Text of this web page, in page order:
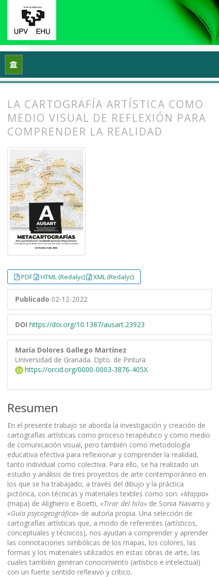
Inicio
LA CARTOGRAFÍA ARTÍSTICA COMO
MEDIO VISUAL DE REFLEXIÓN PARA
COMPRENDER LA REALIDAD
PDF HTML (Redalyc) XML (Redalyc)
Publicado 02-12-2022
DOI https://doi.org/10.1387/ausart.23923
María Dolores Gallego Martínez
Universidad de Granada. Dpto. de Pintura
https://orcid.org/0000-0003-3876-405X
Resumen
En el presente trabajo se aborda la investigación y creación de
cartografías artísticas como proceso terapéutico y como medio
de comunicación visual, pero también como metodología
educativa efectiva para reflexionar y comprender la realidad,
tanto individual como colectiva. Para ello, se ha realizado un
estudio y análisis de tres proyectos de arte contemporáneo en
los que se ha trabajado, a través del dibujo y la práctica
pictórica, con técnicas y materiales textiles como son: «Mappa»
(mapa) de Alighiero e Boetti, «Tirar del hilo» de Sonia Navarro y
«Guía psycogeográfica» de autoría propia. Una selección de
cartografías artísticas que, a modo de referentes (artísticos,
conceptuales y técnicos), nos ayudan a comprender y aprender
las connotaciones simbólicas de los mapas, los colores, las
formas y los materiales utilizados en estas obras de arte, las
cuales también generan conocimiento (artístico e intelectual)
con un fuerte sentido reflexivo y crítico.